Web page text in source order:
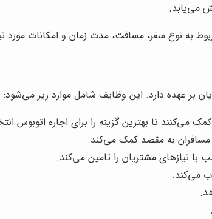
می‌یابد.
به نوع سفر، مسافت، مدت زمان و امکانات مورد
بر عهده دارد. این وظایف شامل موارد زیر می‌شود:
تا بهترین گزینه را برای اجاره اتوبوس
مسافران به مقصد کمک می‌کند.
با نیازهای مشتریان را تامین می‌کند.
می‌کند.